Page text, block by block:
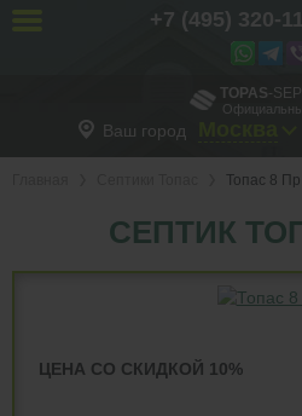
TOPAS-
Ваш город
Топас 8 Пр
СЕПТИК
ЦЕНА СО СКИДКОЙ 10%
+7 (495) 320-